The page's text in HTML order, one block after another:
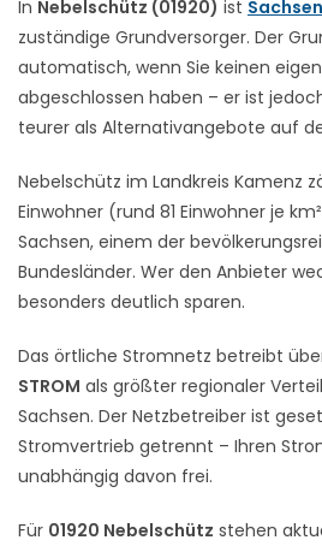
In Nebelschütz (01920) ist
zuständige Grundversorger. Der
automatisch, wenn Sie keinen
abgeschlossen haben – er ist
teurer als Alternativangebote auf
Nebelschütz im Landkreis Kamenz
Einwohner (rund 81 Einwohner je
Sachsen, einem der
Bundesländer. Wer den Anbieter
besonders deutlich sparen.
Das örtliche Stromnetz betreibt
STROM als größter regionaler
Sachsen. Der Netzbetreiber ist
Stromvertrieb getrennt – Ihren
unabhängig davon frei.
Für 01920 Nebelschütz stehen